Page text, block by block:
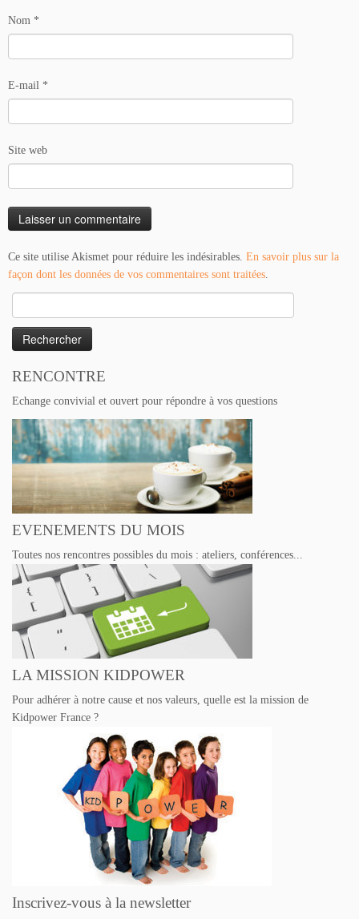
Nom *
E-mail *
Site web
Ce site utilise Akismet pour réduire les indésirables. En savoir plus sur la
façon dont les données de vos commentaires sont traitées
RENCONTRE
Echange convivial et ouvert pour répondre à vos questions
EVENEMENTS DU MOIS
Toutes nos rencontres possibles du mois : ateliers, conférences...
LA MISSION KIDPOWER
Pour adhérer à notre cause et nos valeurs, quelle est la mission de
Kidpower France ?
Inscrivez-vous à la newsletter